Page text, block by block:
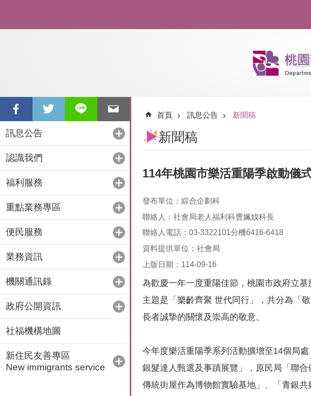
訊息公告
認識我們
福利服務
重點業務專區
便民服務
業務資訊
機關通訊錄
政府公開資訊
社福機構地圖
新住民友善專區
New immigrants service
首頁 訊息公告 新聞稿
新聞稿
114年桃園市樂活重陽季啟動儀
發布單位：綜合企劃科
聯絡人：社會局老人福利科曹姵妏科長
聯絡人電話：03-3322101分機6416-6418
資料提供單位：社會局
上版日期：114-09-16
為歡慶一年一度重陽佳節，桃園市政府立
主題是「樂齡齊聚 世代同行」，共分為「
長者誠摯的關懷及崇高的敬意。
今年度樂活重陽季系列活動擴增至14個局
銀髮達人甄選及事蹟展覽」，原民局「聯
傳統街屋作為博物館實驗基地」、「青銀